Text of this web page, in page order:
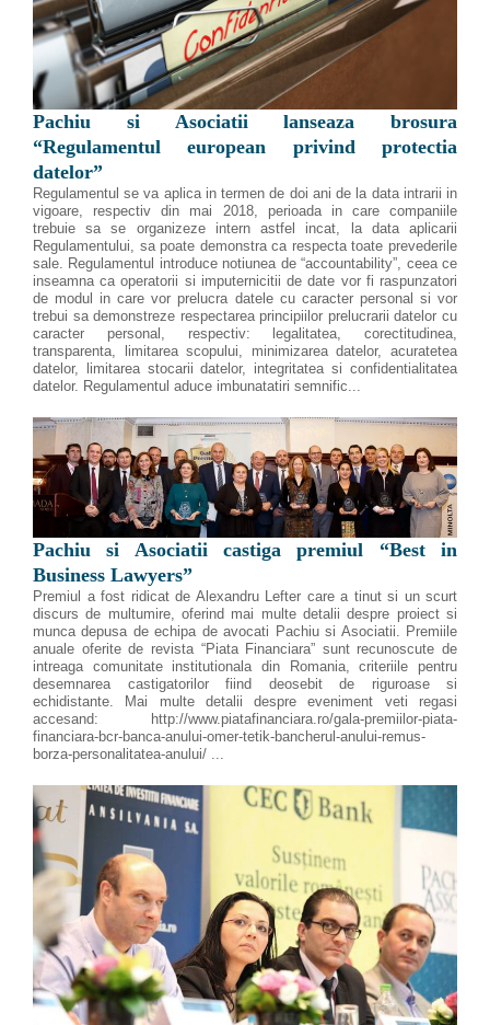
Pachiu si Asociatii lanseaza brosura
“Regulamentul european privind protectia
datelor”
Regulamentul se va aplica in termen de doi ani de la data intrarii in
vigoare, respectiv din mai 2018, perioada in care companiile
trebuie sa se organizeze intern astfel incat, la data aplicarii
Regulamentului, sa poate demonstra ca respecta toate prevederile
sale. Regulamentul introduce notiunea de “accountability”, ceea ce
inseamna ca operatorii si imputernicitii de date vor fi raspunzatori
de modul in care vor prelucra datele cu caracter personal si vor
trebui sa demonstreze respectarea principiilor prelucrarii datelor cu
caracter personal, respectiv: legalitatea, corectitudinea,
transparenta, limitarea scopului, minimizarea datelor, acuratetea
datelor, limitarea stocarii datelor, integritatea si confidentialitatea
datelor. Regulamentul aduce imbunatatiri semnific...
Pachiu si Asociatii castiga premiul “Best in
Business Lawyers”
Premiul a fost ridicat de Alexandru Lefter care a tinut si un scurt
discurs de multumire, oferind mai multe detalii despre proiect si
munca depusa de echipa de avocati Pachiu si Asociatii. Premiile
anuale oferite de revista “Piata Financiara” sunt recunoscute de
intreaga comunitate institutionala din Romania, criteriile pentru
desemnarea castigatorilor fiind deosebit de riguroase si
echidistante. Mai multe detalii despre eveniment veti regasi
accesand: http://www.piatafinanciara.ro/gala-premiilor-piata-
financiara-bcr-banca-anului-omer-tetik-bancherul-anului-remus-
borza-personalitatea-anului/ ...